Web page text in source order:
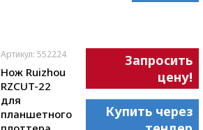
Артикул: 552224
Нож Ruizhou
RZCUT-22
для
планшетного
Запросить
цену!
Купить через